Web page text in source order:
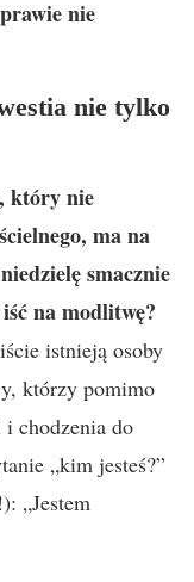
nie
nie tylko
który nie
ma na
smacznie
na modlitwę?
istnieją osoby
którzy pomimo
chodzenia do
„kim jesteś?”
„Jestem